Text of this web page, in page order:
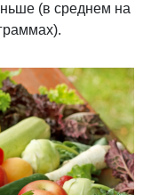
(в среднем на